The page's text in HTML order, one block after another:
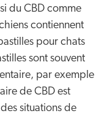
du CBD comme
contiennent
pour chats
sont souvent
par exemple
de CBD est
situations de